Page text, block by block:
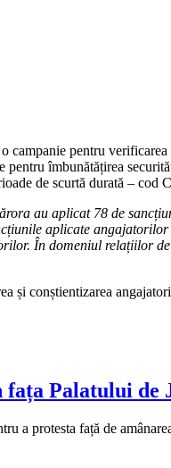
pentru
îmbunătățirea
de scurtă durată –
au aplicat 78 de
aplicate
În domeniul relațiilor
și conștientizarea
Palatului
a protesta față de